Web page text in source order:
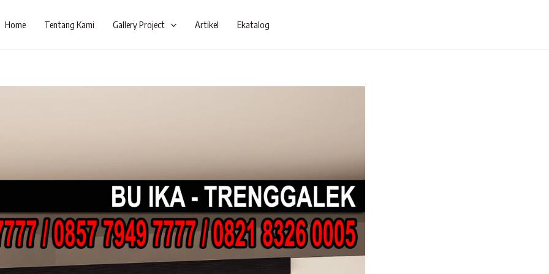
Home Tentang Kami Gallery Project Artikel Ekatalog